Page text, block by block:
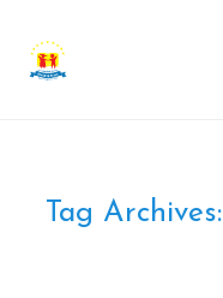
Tag Archives: